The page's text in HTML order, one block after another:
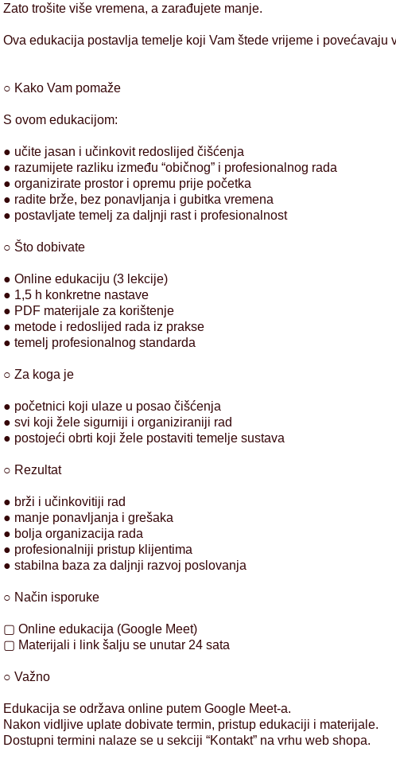
Zato trošite više vremena, a zarađujete manje.
Ova edukacija postavlja temelje koji Vam štede vrijeme i povećavaju
○ Kako Vam pomaže
S ovom edukacijom:
● učite jasan i učinkovit redoslijed čišćenja
● razumijete razliku između “običnog” i profesionalnog rada
● organizirate prostor i opremu prije početka
● radite brže, bez ponavljanja i gubitka vremena
● postavljate temelj za daljnji rast i profesionalnost
○ Što dobivate
● Online edukaciju (3 lekcije)
● 1,5 h konkretne nastave
● PDF materijale za korištenje
● metode i redoslijed rada iz prakse
● temelj profesionalnog standarda
○ Za koga je
● početnici koji ulaze u posao čišćenja
● svi koji žele sigurniji i organiziraniji rad
● postojeći obrti koji žele postaviti temelje sustava
○ Rezultat
● brži i učinkovitiji rad
● manje ponavljanja i grešaka
● bolja organizacija rada
● profesionalniji pristup klijentima
● stabilna baza za daljnji razvoj poslovanja
○ Način isporuke
▢ Online edukacija (Google Meet)
▢ Materijali i link šalju se unutar 24 sata
○ Važno
Edukacija se održava online putem Google Meet-a.
Nakon vidljive uplate dobivate termin, pristup edukaciji i materijale.
Dostupni termini nalaze se u sekciji “Kontakt” na vrhu web shopa.